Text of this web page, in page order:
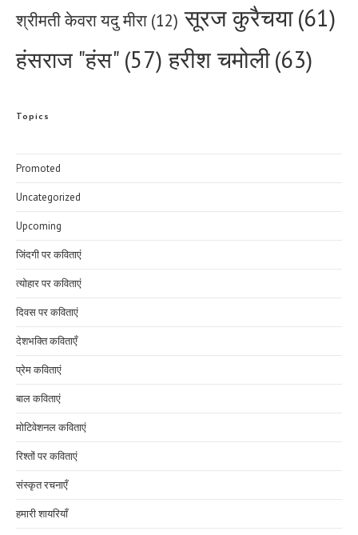
श्रीमती केवरा यदु मीरा (12) सूरज कुरैचया(61)
हंसराज "हंस" (57) हरीश चमोली(63)
Topics
Promoted
Uncategorized
Upcoming
जिंदगी पर कविताएं
त्योहार पर कविताएं
दिवस पर कविताएं
देशभक्ति कविताएँ
प्रेम कविताएं
बाल कविताएं
मोटिवेशनल कविताएं
रिश्तों पर कविताएं
संस्कृत रचनाएँ
हमारी शायरियाँ